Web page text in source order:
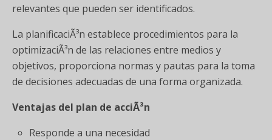
relevantes que pueden ser identificados.
La planificaciÃ³n establece procedimientos para la
optimizaciÃ³n de las relaciones entre medios y
objetivos, proporciona normas y pautas para la toma
de decisiones adecuadas de una forma organizada.
Ventajas del plan de acciÃ³n
Responde a una necesidad